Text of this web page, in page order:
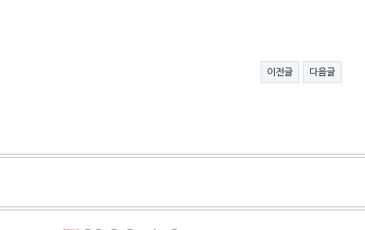
이전글 다음글